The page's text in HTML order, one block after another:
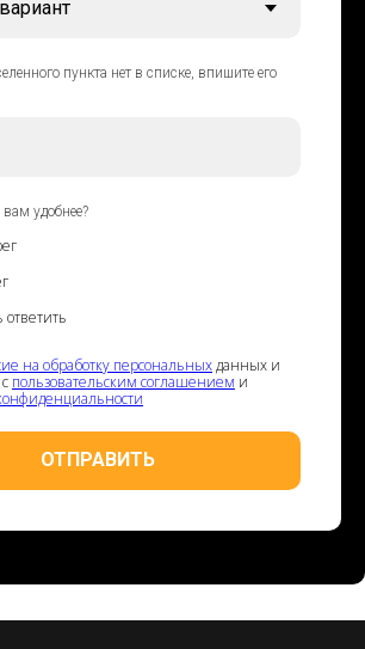
пункта нет в списке, впишите его
удобнее?
ответить
на обработку персональныхданных и
пользовательским соглашением и
ОТПРАВИТЬ